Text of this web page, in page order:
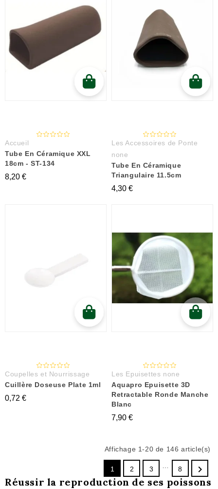
Accueil
Tube En Céramique XXL
18cm - ST-134
8,20 €
Les Accessoires de Ponte
none
Tube En Céramique
Triangulaire 11.5cm
4,30 €
Coupelles et Nourrissage
Cuillère Doseuse Plate 1ml
0,72 €
Les Epuisettes none
Aquapro Epuisette 3D
Retractable Ronde Manche
Blanc
7,90 €
Affichage 1-20 de 146 article(s)
1 2 3 8 
Réussir la reproduction de ses poissons